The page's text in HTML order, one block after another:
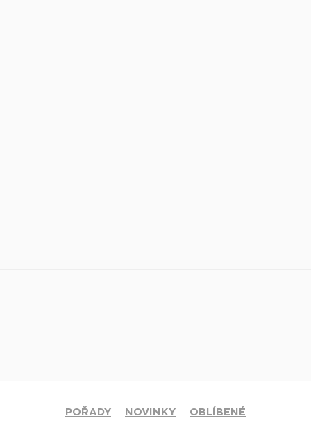
POŘADY NOVINKY OBLÍBENÉ